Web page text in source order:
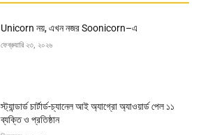
Unicorn নয়, এখন নজর Soonicorn–এ
ফেব্রুয়ারি ২৩, ২০২৬
স্ট্যান্ডার্ড চার্টার্ড-চ্যানেল আই অ্যাগ্রো অ্যাওয়ার্ড পেল ১১
ব্যক্তি ও প্রতিষ্ঠান